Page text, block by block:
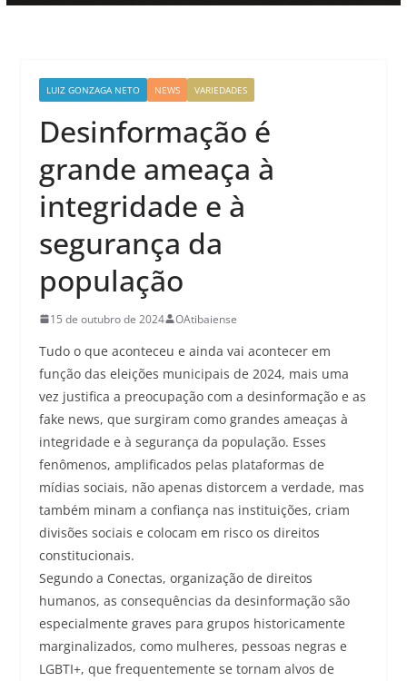
LUIZ GONZAGA NETO NEWS VARIEDADES
Desinformação é
grande ameaça à
integridade e à
segurança da
população
15 de outubro de 2024 OAtibaiense
Tudo o que aconteceu e ainda vai acontecer em
função das eleições municipais de 2024, mais uma
vez justifica a preocupação com a desinformação e as
fake news, que surgiram como grandes ameaças à
integridade e à segurança da população. Esses
fenômenos, amplificados pelas plataformas de
mídias sociais, não apenas distorcem a verdade, mas
também minam a confiança nas instituições, criam
divisões sociais e colocam em risco os direitos
constitucionais.
Segundo a Conectas, organização de direitos
humanos, as consequências da desinformação são
especialmente graves para grupos historicamente
marginalizados, como mulheres, pessoas negras e
LGBTI+, que frequentemente se tornam alvos de